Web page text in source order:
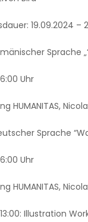
19.09.2024 –
Sprache
Uhr
HUMANITAS,
Sprache
Uhr
HUMANITAS,
Illustration